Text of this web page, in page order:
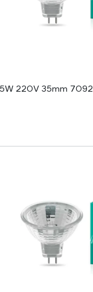
220V 35mm 7092